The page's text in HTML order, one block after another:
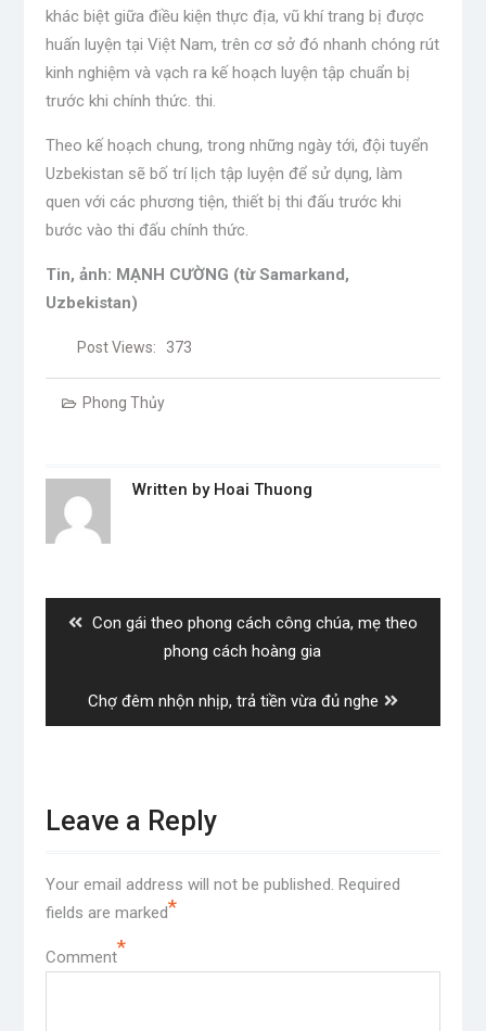
khác biệt giữa điều kiện thực địa, vũ khí trang bị được
huấn luyện tại Việt Nam, trên cơ sở đó nhanh chóng rút
kinh nghiệm và vạch ra kế hoạch luyện tập chuẩn bị
trước khi chính thức. thi.
Theo kế hoạch chung, trong những ngày tới, đội tuyển
Uzbekistan sẽ bố trí lịch tập luyện để sử dụng, làm
quen với các phương tiện, thiết bị thi đấu trước khi
bước vào thi đấu chính thức.
Tin, ảnh: MẠNH CƯỜNG (từ Samarkand,
Uzbekistan)
Post Views: 373
Phong Thủy
Written by Hoai Thuong
Previous
Con gái theo phong cách công chúa, mẹ theo
phong cách hoàng gia
Next
post:
Chợ đêm nhộn nhịp, trả tiền vừa đủ nghe
Leave a Reply
Your email address will not be published. Required
fields are marked*
Comment*